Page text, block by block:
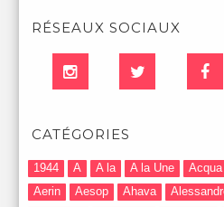
RÉSEAUX SOCIAUX
CATÉGORIES
1944 A A la A la Une
Aerin
Aesop Ahava